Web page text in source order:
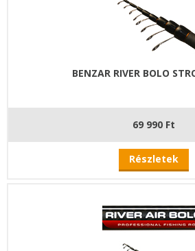
BENZAR RIVER BOLO
69 990 Ft
Részletek